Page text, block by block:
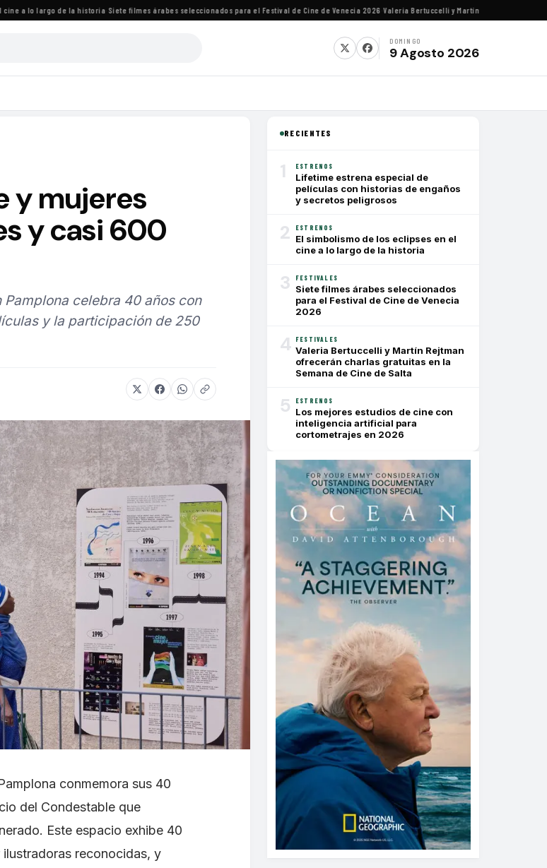
a lo largo de la historia·Siete filmes árabes seleccionados para el Festival de Cine de Venecia 2026·Valeria Bertuccelli y Martín Rejtman ofrecerán
DOMINGO
9 Agosto 2026
y mujeres
y casi 600
celebra 40 años con
y la participación de 250
conmemora sus 40
del Condestable que
Este espacio exhibe 40
reconocidas, y
RECIENTES
1 ESTRENOS
Lifetime estrena especial de
películas con historias de engaños
y secretos peligrosos
2 ESTRENOS
El simbolismo de los eclipses en el
cine a lo largo de la historia
3 FESTIVALES
Siete filmes árabes seleccionados
para el Festival de Cine de Venecia
2026
4 FESTIVALES
Valeria Bertuccelli y Martín Rejtman
ofrecerán charlas gratuitas en la
Semana de Cine de Salta
5 ESTRENOS
Los mejores estudios de cine con
inteligencia artificial para
cortometrajes en 2026